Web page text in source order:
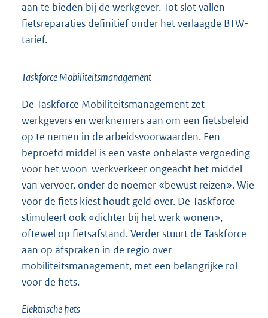
aan te bieden bij de werkgever. Tot slot vallen
fietsreparaties definitief onder het verlaagde BTW-
tarief.
Taskforce Mobiliteitsmanagement
De Taskforce Mobiliteitsmanagement zet
werkgevers en werknemers aan om een fietsbeleid
op te nemen in de arbeidsvoorwaarden. Een
beproefd middel is een vaste onbelaste vergoeding
voor het woon-werkverkeer ongeacht het middel
van vervoer, onder de noemer «bewust reizen». Wie
voor de fiets kiest houdt geld over. De Taskforce
stimuleert ook «dichter bij het werk wonen»,
oftewel op fietsafstand. Verder stuurt de Taskforce
aan op afspraken in de regio over
mobiliteitsmanagement, met een belangrijke rol
voor de fiets.
Elektrische fiets